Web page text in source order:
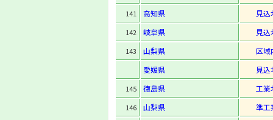
141 高知県 見込
142 岐阜県 見込
143 山梨県
区域
愛媛県
見込
145 徳島県 工業
146 山梨県 準工